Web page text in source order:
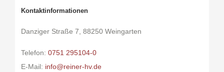
Kontaktinformationen
Danziger Straße 7, 88250 Weingarten
Telefon: 0751 295104-0
E-Mail: info@reiner-hv.de